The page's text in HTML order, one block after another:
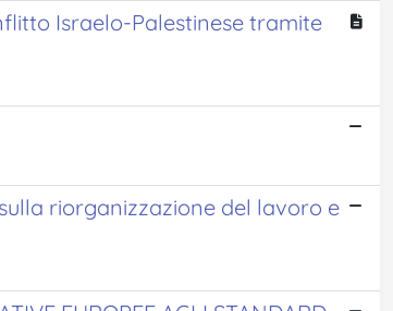
Israelo-Palestinese tramite
riorganizzazione del lavoro e